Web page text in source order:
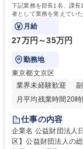
下記業務を部長1名、課
者として業務を覚えてい
躍いただくことを期待して
月給
27万円～35万円
勤務地
東京都文京区
業界未経験歓迎
月平均残業時間20
賞与あり
育休あり
食事補助あり
仕事の内容
企業名 公益財団法人日本アン
区】公益財団法人の総務人事